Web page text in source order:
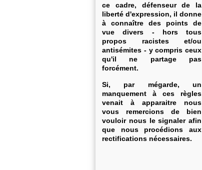
ce cadre, défenseur de la
liberté d'expression, il donne
à connaître des points de
vue divers - hors tous
propos racistes et/ou
antisémites - y compris ceux
qu'il ne partage pas
forcément.
Si, par mégarde, un
manquement à ces règles
venait à apparaitre nous
vous remercions de bien
vouloir nous le signaler afin
que nous procédions aux
rectifications nécessaires.